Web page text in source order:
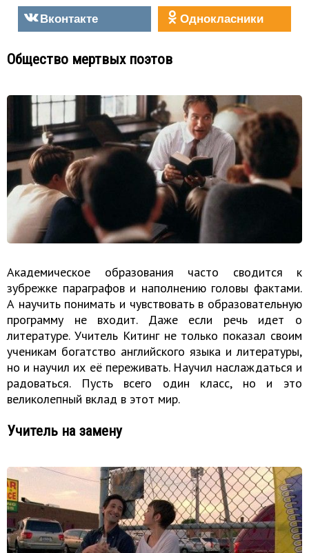
Вконтакте
Однокласники
Общество мертвых поэтов
Академическое образования часто сводится к
зубрежке параграфов и наполнению головы фактами.
А научить понимать и чувствовать в образовательную
программу не входит. Даже если речь идет о
литературе. Учитель Китинг не только показал своим
ученикам богатство английского языка и литературы,
но и научил их её переживать. Научил наслаждаться и
радоваться. Пусть всего один класс, но и это
великолепный вклад в этот мир.
Учитель на замену